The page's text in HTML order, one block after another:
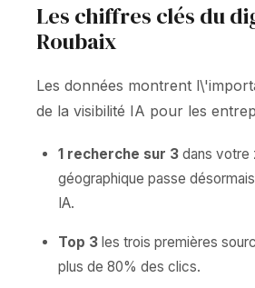
Les chiffres clés du
Roubaix
Les données montrent
de la visibilité IA pour les
1 recherche sur 3 dans votre
géographique passe
IA.
Top 3 les trois premières
plus de 80% des clics.